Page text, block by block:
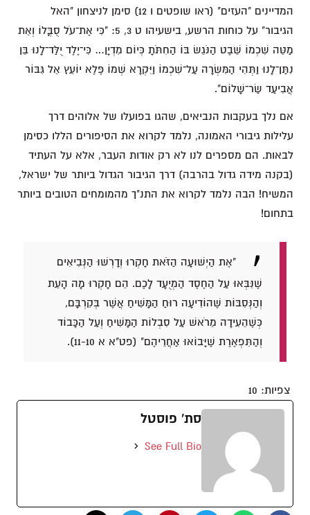
המדיינים "העזים" (ראו שופטים ו 12) סימן לניצחון "האל
הגיבור" על כוחות הרשע, בישעיהו ט 3, 5: "כִּי אֶת־עֹל סֻבֳּלוֹ וְאֵת
מַטֵּה שִׁכְמוֹ שֵׁבֶט הַנֹּגֵשׂ בּוֹ הַחִתֹּתָ כְּיוֹם מִדְיָן… כִּי־יֶלֶד יֻלַּד־לָנוּ בֵּן
נִתַּן־לָנוּ וַתְּהִי הַמִּשְׂרָה עַל־שִׁכְמוֹ וַיִּקְרָא שְׁמוֹ פֶּלֶא יוֹעֵץ אֵל גִּבּוֹר
אֲבִיעַד שַׂר־שָׁלוֹם".
אם נלך בעקבות הנביאים, שהגו בפועלו של אלוהים דרך
עלילות גיבורי האמונה, נלמד לקרוא את הסיפורים הללו כסימן
לבאות. הם מספרים לנו לא רק אודות העבר, אלא על העתיד
(בקנה מידה גדול בהרבה) דרך הגיבור הגדול ביותר של ישראל,
המשיח! הבה נלמד לקרוא את התנ"ך מהמומחים הטובים ביותר
בתחום!
"אֶת הַיְשׁוּעָה הַזֹּאת חָקְרוּ וְדָרְשׁוּ הַנְּבִיאִים
שֶׁנִּבְּאוּ עַל הַחֶסֶד הַמְיֻעָד לָכֶם. הֵם חָקְרוּ מָה הָעֵת
וְהַנְּסִבּוֹת שֶׁהוֹדִיעָה רוּחַ הַמָּשִׁיחַ אֲשֶׁר בְּקִרְבָּם,
כְּשֶׁהֵעִידָה מֵרֹאשׁ עַל סִבְלוֹת הַמָּשִׁיחַ וְעַל הַכָּבוֹד
וְהַתִּפְאֶרֶת שֶׁיָּבוֹאוּ אַחֲרֵיהֶם" (פט"א א 11-10).
צפיות: 10
סת' פוסטל
See Full Bio